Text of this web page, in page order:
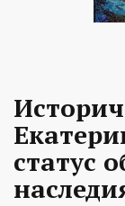
статус